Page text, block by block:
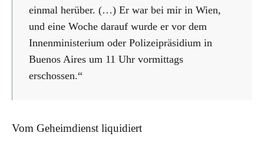
einmal herüber. (…) Er war bei mir in Wien,
und eine Woche darauf wurde er vor dem
Innenministerium oder Polizeipräsidium in
Buenos Aires um 11 Uhr vormittags
erschossen.“
Vom Geheimdienst liquidiert